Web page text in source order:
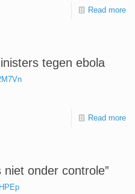
Read more
tegen ebola
Read more
niet onder controle”